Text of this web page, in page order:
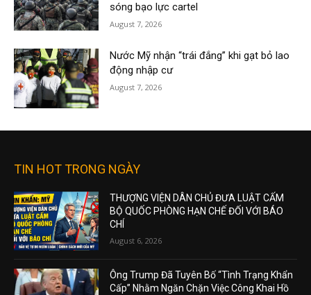
sóng bạo lực cartel
August 7, 2026
Nước Mỹ nhận “trái đắng” khi gạt bỏ lao
động nhập cư
August 7, 2026
TIN HOT TRONG NGÀY
THƯỢNG VIỆN DÂN CHỦ ĐƯA LUẬT CẤM
BỘ QUỐC PHÒNG HẠN CHẾ ĐỐI VỚI BÁO
CHÍ
August 6, 2026
Ông Trump Đã Tuyên Bố “Tình Trạng Khẩn
Cấp” Nhằm Ngăn Chặn Việc Công Khai Hồ